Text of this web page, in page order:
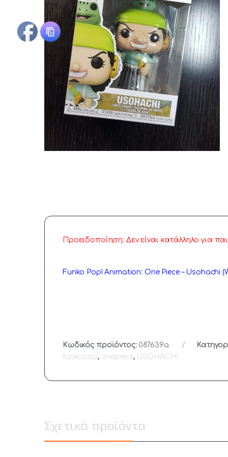
Προειδοποίηση: Δεν είναι κατάλληλο για
Funko Pop! Animation: One Piece – Usohachi
Κωδικός προϊόντος: 087639a
funkopop, onepiece, USOHACHI
Σχετικά προϊόντα